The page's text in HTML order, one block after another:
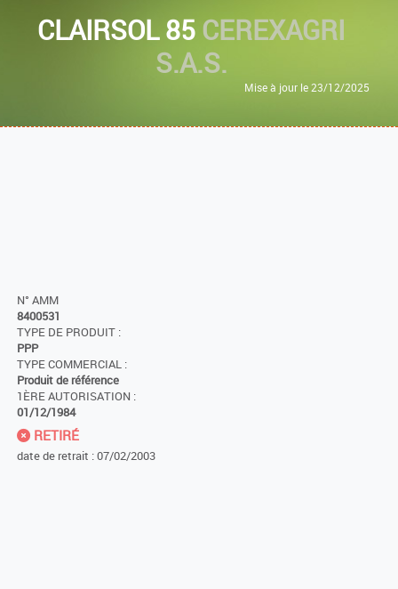
CLAIRSOL 85CEREXAGRI
S.A.S.
Mise à jour le 23/12/2025
N° AMM
8400531
TYPE DE PRODUIT :
PPP
TYPE COMMERCIAL :
Produit de référence
1ÈRE AUTORISATION :
01/12/1984
RETIRÉ
date de retrait : 07/02/2003